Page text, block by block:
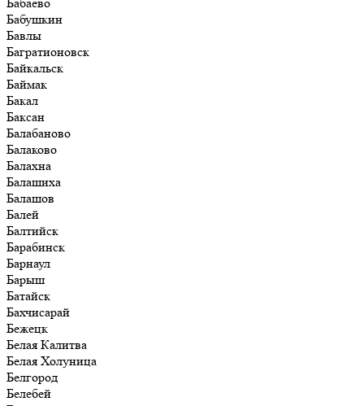
Бабушкин
Бавлы
Багратионовск
Байкальск
Баймак
Бакал
Баксан
Балабаново
Балаково
Балахна
Балашиха
Балашов
Балей
Балтийск
Барабинск
Барнаул
Барыш
Батайск
Бахчисарай
Бежецк
Белая Калитва
Белая Холуница
Белгород
Белебей